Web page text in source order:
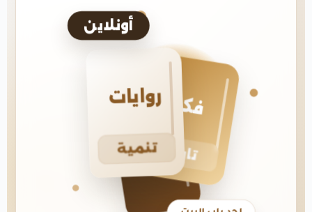
أونلاين
فكر
تاريخ
روايات
تنمية